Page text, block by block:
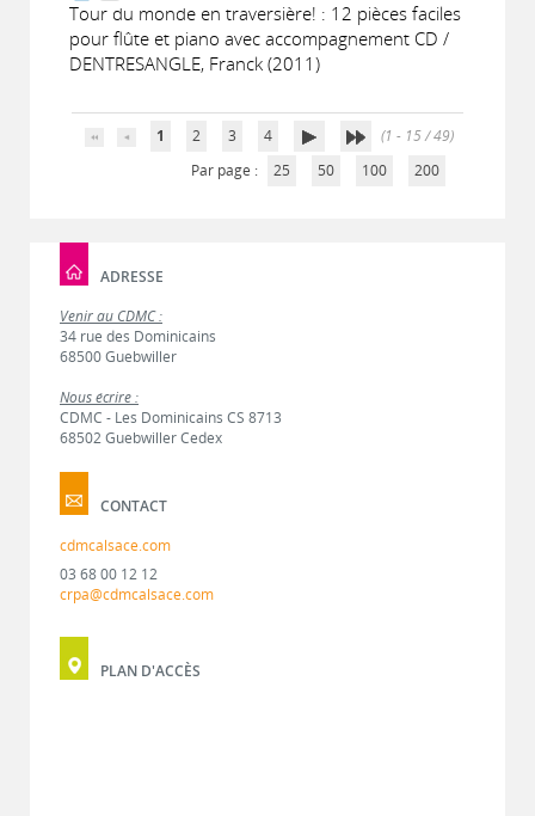
Tour du monde en traversière! : 12 pièces faciles
pour flûte et piano avec accompagnement CD /
DENTRESANGLE, Franck (2011)
1 2 3 4
(1 - 15 / 49)
Par page :
25 50 100 200
ADRESSE
Venir au CDMC :
34 rue des Dominicains
68500 Guebwiller
Nous écrire :
CDMC - Les Dominicains CS 8713
68502 Guebwiller Cedex
CONTACT
cdmcalsace.com
03 68 00 12 12
crpa@cdmcalsace.com
PLAN D'ACCÈS